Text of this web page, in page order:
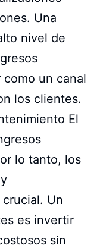
Una
nivel de
un canal
los clientes.
El
lo tanto, los
Un
es invertir
sin